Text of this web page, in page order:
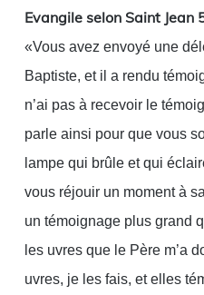
Evangile selon Saint Jean
«Vous avez envoyé une
Baptiste, et il a rendu
n’ai pas à recevoir le
parle ainsi pour que vous
lampe qui brûle et qui
vous réjouir un moment à
un témoignage plus grand
les uvres que le Père m’a
uvres, je les fais, et elles